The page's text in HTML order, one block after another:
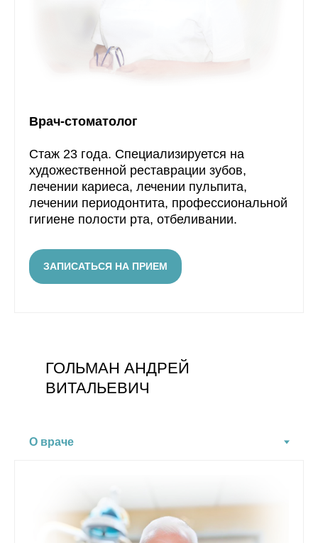
Врач-стоматолог
Стаж 23 года. Специализируется на
художественной реставрации зубов,
лечении кариеса, лечении пульпита,
лечении периодонтита, профессиональной
гигиене полости рта, отбеливании.
ЗАПИСАТЬСЯ НА ПРИЕМ
ГОЛЬМАН АНДРЕЙ
ВИТАЛЬЕВИЧ